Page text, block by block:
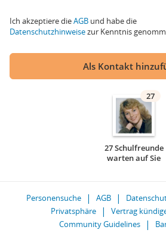
Ich akzeptiere dieAGB und habe die
Datenschutzhinweisezur Kenntnis
Als Kontakt
27
27 Schulfreunde
warten auf Sie
Personensuche AGB
Privatsphäre
Vertrag
Community Guidelines